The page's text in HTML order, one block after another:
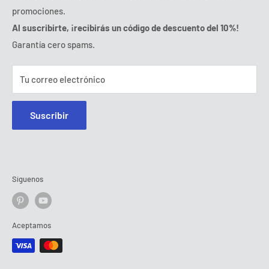
Ozerty te mantiene seguro
Viernes :
Sabado - Domingo : cerrado
Tel:
902 848 000
promociones.
Al suscribirte, ¡recibirás un código de descuento del 10%!
Garantía cero spams.
Tu correo electrónico
Suscribir
Síguenos
Aceptamos